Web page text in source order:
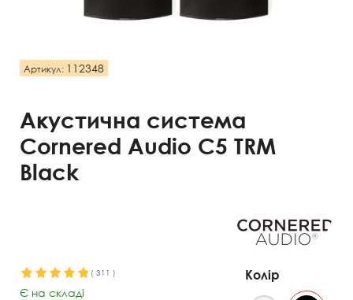
Артикул: 112348
Акустична система
Cornered Audio C5 TRM
Black
( 311 )
Є на складі
Колір